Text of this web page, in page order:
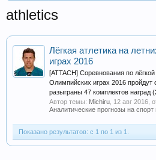
athletics
Лёгкая атлетика на
играх 2016
[ATTACH] Соревнования по лёгкой
Олимпийских играх 2016 пройдут
разыграны 47 комплектов наград
Автор темы: Michiru 12 авг 2016 ,
Аналитические прогнозы на
Показано результатов: с 1 по 1 из 1.